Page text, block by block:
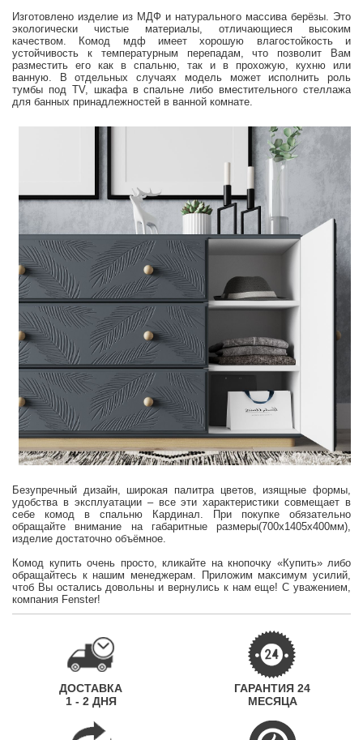
Изготовлено изделие из МДФ и натурального массива берёзы. Это
экологически чистые материалы, отличающиеся высоким
качеством. Комод мдф имеет хорошую влагостойкость и
устойчивость к температурным перепадам, что позволит Вам
разместить его как в спальню, так и в прохожую, кухню или
ванную. В отдельных случаях модель может исполнить роль
тумбы под TV, шкафа в спальне либо вместительного стеллажа
для банных принадлежностей в ванной комнате.
Безупречный дизайн, широкая палитра цветов, изящные формы,
удобства в эксплуатации – все эти характеристики совмещает в
себе комод в спальню Кардинал. При покупке обязательно
обращайте внимание на габаритные размеры(700х1405х400мм),
изделие достаточно объёмное.
Комод купить очень просто, кликайте на кнопочку «Купить» либо
обращайтесь к нашим менеджерам. Приложим максимум усилий,
чтоб Вы остались довольны и вернулись к нам еще! С уважением,
компания Fenster!
ДОСТАВКА
1 - 2 ДНЯ
ГАРАНТИЯ 24
МЕСЯЦА